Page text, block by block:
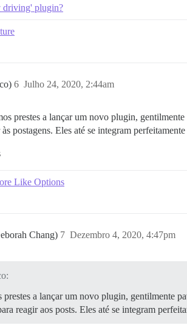
driving' plugin?
Julho 24, 2020, 2:44am
6
prestes a lançar um novo plugin,
postagens. Eles até se integram
Like Options
Chang) Dezembro 4, 2020, 4:47pm
7
prestes a lançar um novo plugin, gentilmente
reagir aos posts. Eles até se integram